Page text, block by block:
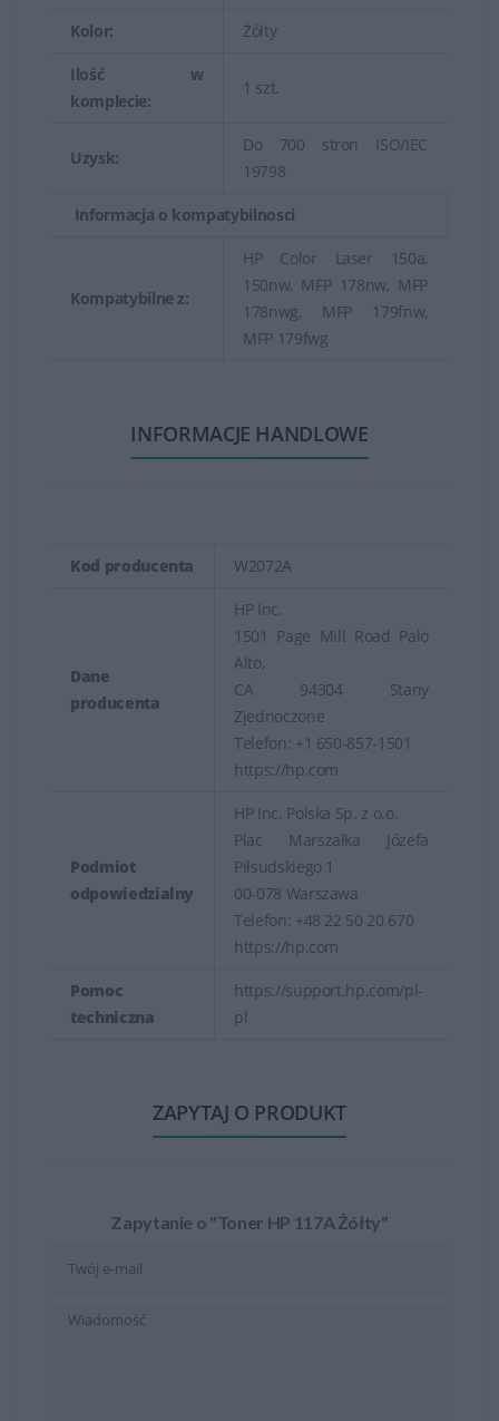
Kolor: Żółty
Ilość w
komplecie:
1 szt.
Uzysk:
Do 700 stron ISO/IEC
19798
Informacja o kompatybilnosci
Kompatybilne z:
HP Color Laser 150a,
150nw, MFP 178nw, MFP
178nwg, MFP 179fnw,
MFP 179fwg
INFORMACJE HANDLOWE
Kod producenta W2072A
Dane
producenta
HP Inc.
1501 Page Mill Road Palo
Alto,
CA 94304 Stany
Zjednoczone
Telefon: +1 650-857-1501
https://hp.com
Podmiot
odpowiedzialny
HP Inc. Polska Sp. z o.o.
Plac Marszałka Józefa
Piłsudskiego 1
00-078 Warszawa
Telefon: +48 22 50 20 670
https://hp.com
Pomoc
techniczna
https://support.hp.com/pl-
pl
ZAPYTAJ O PRODUKT
Zapytanie o "Toner HP 117A Żółty"